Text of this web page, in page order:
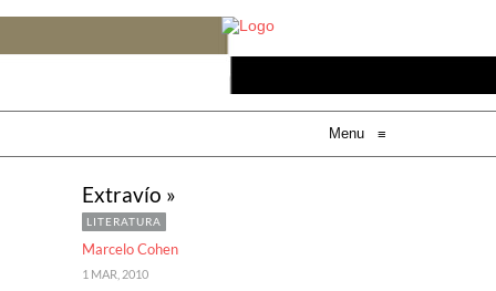
Menu ≡
Extravío »
LITERATURA
Marcelo Cohen
1 MAR, 2010